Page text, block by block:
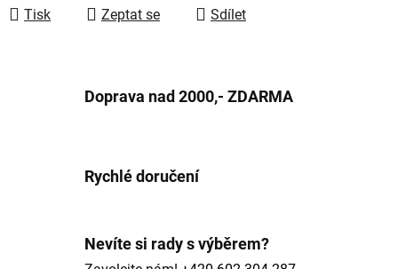
Tisk Zeptat se Sdílet
Doprava nad 2000,- ZDARMA
Rychlé doručení
Nevíte si rady s výběrem?